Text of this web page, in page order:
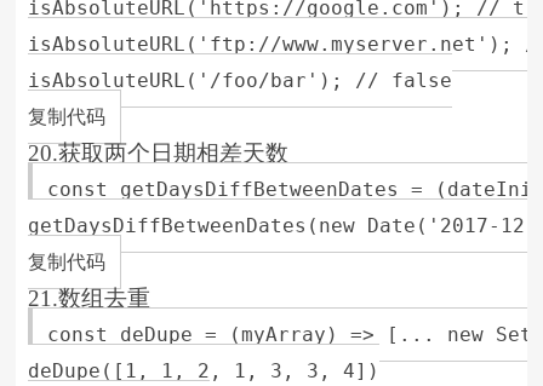
isAbsoluteURL('https://google.com'); //
isAbsoluteURL('ftp://www.myserver.net');
isAbsoluteURL('/foo/bar'); // false
复制代码
20.获取两个日期相差天数
const getDaysDiffBetweenDates =
getDaysDiffBetweenDates(new
复制代码
21.数组去重
const deDupe = (myArray) => [... new
deDupe([1, 1, 2, 1, 3, 3, 4])